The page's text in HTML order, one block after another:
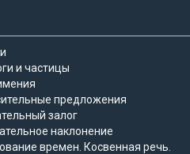
и частицы
предложения
залог
наклонение
времен. Косвенная речь.